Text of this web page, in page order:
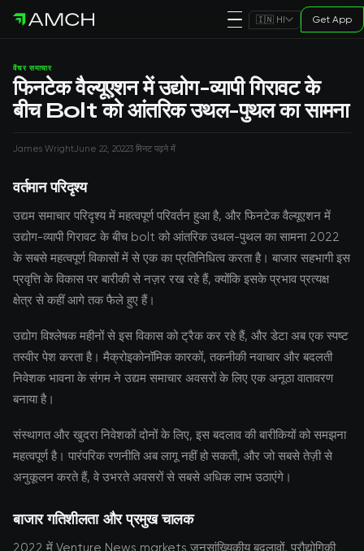
🇮🇳 HI Get App
वेंचर समाचार
फिनटेक वैल्यूएशन में उद्योग-व्यापी गिरावट के
बीच Bolt को आंतरिक उथल-पुथल का सामना
James WrightJune 22, 20223 मिनट पढ़ने में
वर्तमान परिदृश्य
उद्यम समाचार परिदृश्य में महत्वपूर्ण परिवर्तन हुआ है, और फिनटेक वैल्यूएशन में
उद्योग-व्यापी गिरावट के बीच bolt को आंतरिक उथल-पुथल का सामना 2022
के सबसे महत्वपूर्ण विकासों में से एक का प्रतिनिधित्व करता है। बाजार सहभागी इस
प्रवृत्ति के विकास पर बारीकी से नज़र रख रहे हैं, क्योंकि इसके प्रभाव प्रत्यक्ष
क्षेत्र से कहीं आगे तक फैले हुए हैं।
उद्योग विश्लेषक महीनों से इस विकास को ट्रैक कर रहे हैं, और डेटा अब एक स्पष्ट
तस्वीर पेश करता है। मैक्रोइकोनॉमिक कारकों, तकनीकी नवाचार और बदलती
निवेशक भावना के संगम ने उद्यम समाचार अवसरों के लिए एक अनूठा वातावरण
बनाया है।
संस्थागत और खुदरा निवेशकों दोनों के लिए, इस बदलाव की बारीकियों को समझना
महत्वपूर्ण है। पारंपरिक रणनीति अब लागू नहीं हो सकती, और जो सबसे तेज़ी से
अनुकूलन करते हैं, वे उभरते अवसरों से सबसे अधिक लाभ उठाएंगे।
बाजार गतिशीलता और प्रमुख चालक
2022 में Venture News markets जनसांख्यिकीय बदलावों, प्रौद्योगिकी